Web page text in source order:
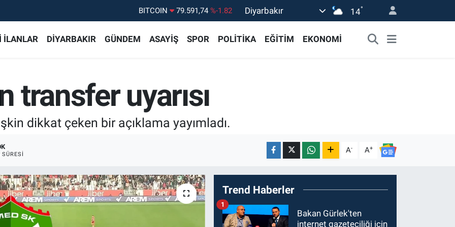
DOLAR 45,43620 %0.02
BITCOIN
79.591,74
Diyarbakır 14°
İLANLAR DİYARBAKIR GÜNDEM ASAYİŞ SPOR POLİTİKA EĞİTİM EKONOMİ
transfer uyarısı
dikkat çeken bir açıklama yayımladı.
A- A+
Trend Haberler
Bakan Gürlek'ten
internet gazeteciliği için
1